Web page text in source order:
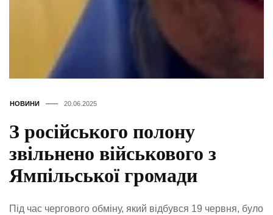
НОВИНИ 20.06.2025
З російського полону
звільнено військового з
Ямпільської громади
Під час чергового обміну, який відбувся 19 червня, було